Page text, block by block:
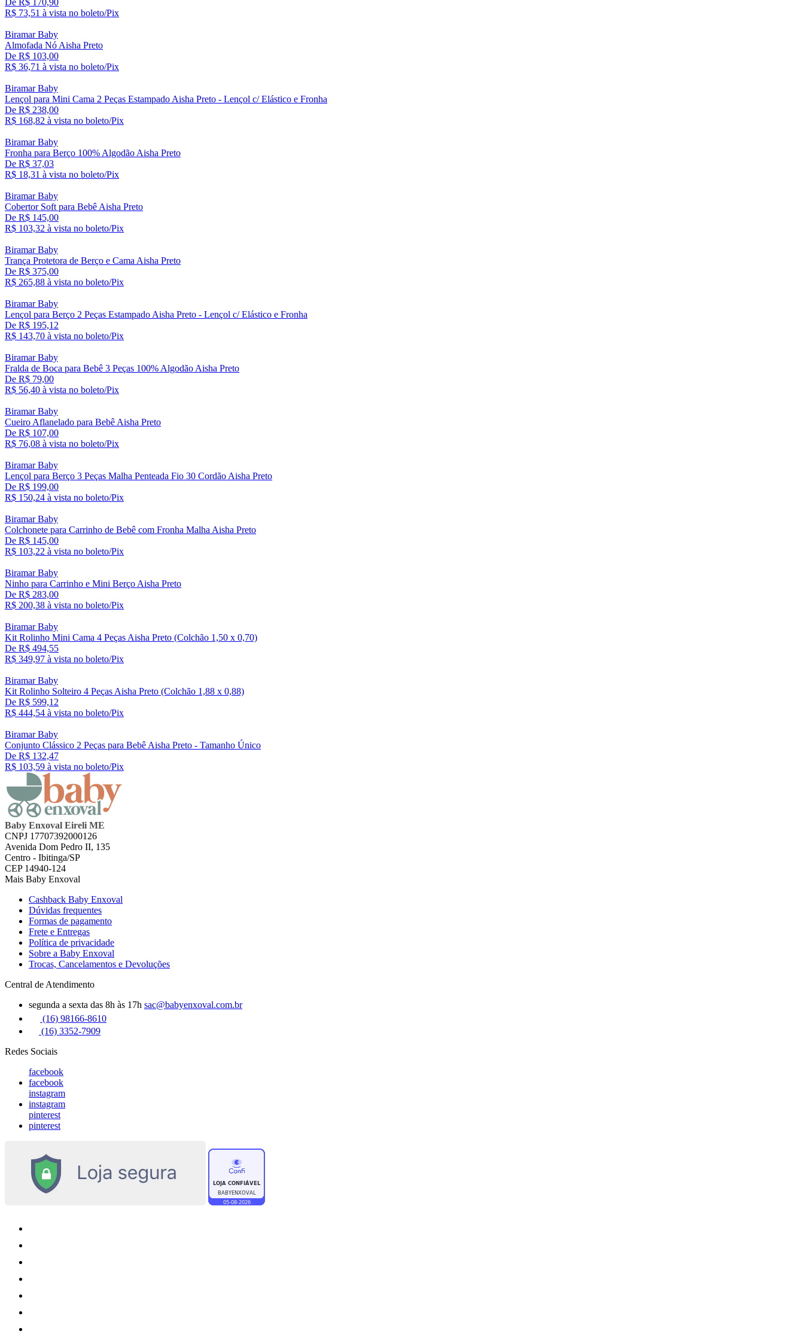
R$ 73,51 à vista no boleto/Pix
Biramar Baby
Almofada Nó Aisha Preto
De R$ 103,00
R$ 36,71 à vista no boleto/Pix
Biramar Baby
Lençol para Mini Cama 2 Peças Estampado Aisha Preto - Lençol c/ Elástico e Fronha
De R$ 238,00
R$ 168,82 à vista no boleto/Pix
Biramar Baby
Fronha para Berço 100% Algodão Aisha Preto
De R$ 37,03
R$ 18,31 à vista no boleto/Pix
Biramar Baby
Cobertor Soft para Bebê Aisha Preto
De R$ 145,00
R$ 103,32 à vista no boleto/Pix
Biramar Baby
Trança Protetora de Berço e Cama Aisha Preto
De R$ 375,00
R$ 265,88 à vista no boleto/Pix
Biramar Baby
Lençol para Berço 2 Peças Estampado Aisha Preto - Lençol c/ Elástico e Fronha
De R$ 195,12
R$ 143,70 à vista no boleto/Pix
Biramar Baby
Fralda de Boca para Bebê 3 Peças 100% Algodão Aisha Preto
De R$ 79,00
R$ 56,40 à vista no boleto/Pix
Biramar Baby
Cueiro Aflanelado para Bebê Aisha Preto
De R$ 107,00
R$ 76,08 à vista no boleto/Pix
Biramar Baby
Lençol para Berço 3 Peças Malha Penteada Fio 30 Cordão Aisha Preto
De R$ 199,00
R$ 150,24 à vista no boleto/Pix
Biramar Baby
Colchonete para Carrinho de Bebê com Fronha Malha Aisha Preto
De R$ 145,00
R$ 103,22 à vista no boleto/Pix
Biramar Baby
Ninho para Carrinho e Mini Berço Aisha Preto
De R$ 283,00
R$ 200,38 à vista no boleto/Pix
Biramar Baby
Kit Rolinho Mini Cama 4 Peças Aisha Preto (Colchão 1,50 x 0,70)
De R$ 494,55
R$ 349,97 à vista no boleto/Pix
Biramar Baby
Kit Rolinho Solteiro 4 Peças Aisha Preto (Colchão 1,88 x 0,88)
De R$ 599,12
R$ 444,54 à vista no boleto/Pix
Biramar Baby
Conjunto Clássico 2 Peças para Bebê Aisha Preto - Tamanho Único
De R$ 132,47
R$ 103,59 à vista no boleto/Pix
Baby Enxoval Eireli ME
CNPJ 17707392000126
Avenida Dom Pedro II, 135
Centro - Ibitinga/SP
CEP 14940-124
Mais Baby Enxoval
Cashback Baby Enxoval
Dúvidas frequentes
Formas de pagamento
Frete e Entregas
Política de privacidade
Sobre a Baby Enxoval
Trocas, Cancelamentos e Devoluções
Central de Atendimento
segunda a sexta das 8h às 17h sac@babyenxoval.com.br
(16) 98166-8610
(16) 3352-7909
Redes Sociais
facebook
facebook
instagram
instagram
pinterest
pinterest